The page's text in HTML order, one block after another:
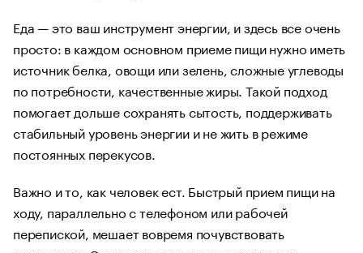
Еда — это ваш инструмент энергии, и здесь все очень
просто: в каждом основном приеме пищи нужно иметь
источник белка, овощи или зелень, сложные углеводы
по потребности, качественные жиры. Такой подход
помогает дольше сохранять сытость, поддерживать
стабильный уровень энергии и не жить в режиме
постоянных перекусов.
Важно и то, как человек ест. Быстрый прием пищи на
ходу, параллельно с телефоном или рабочей
перепиской, мешает вовремя почувствовать